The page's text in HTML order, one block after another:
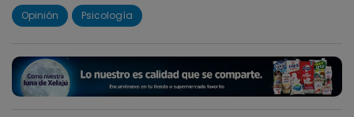
Opinión Psicología